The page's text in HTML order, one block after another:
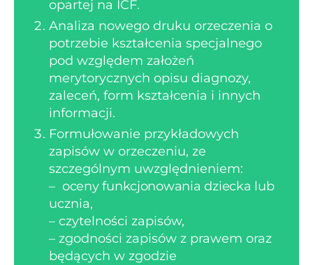
opartej na ICF.
Analiza nowego druku orzeczenia o
potrzebie kształcenia specjalnego
pod względem założeń
merytorycznych opisu diagnozy,
zaleceń, form kształcenia i innych
informacji.
Formułowanie przykładowych
zapisów w orzeczeniu, ze
szczególnym uwzględnieniem:
– oceny funkcjonowania dziecka lub
ucznia,
– czytelności zapisów,
– zgodności zapisów z prawem oraz
będących w zgodzie